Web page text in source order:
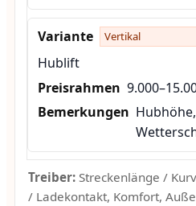
Vertikal
Hublift
Treiber:Streckenlänge /
/ Ladekontakt, Komfort,